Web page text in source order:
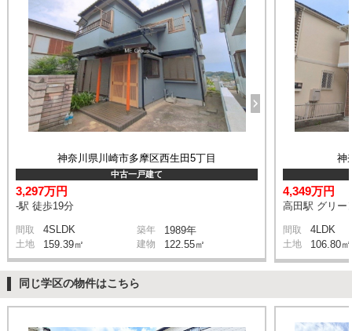
神奈川県川崎市多摩区西生田5丁目
中古一戸建て
3,297万円
-駅 徒歩19分
間取 4SLDK 築年 1989年
土地 159.39㎡ 建物 122.55㎡
神
4,349万円
高田駅 グリー
間取 4LDK
土地 106.80㎡
同じ学区の物件はこちら